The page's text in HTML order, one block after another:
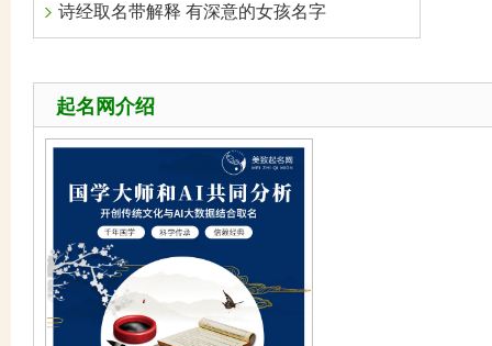
诗经取名带解释 有深意的女孩名字
起名网介绍